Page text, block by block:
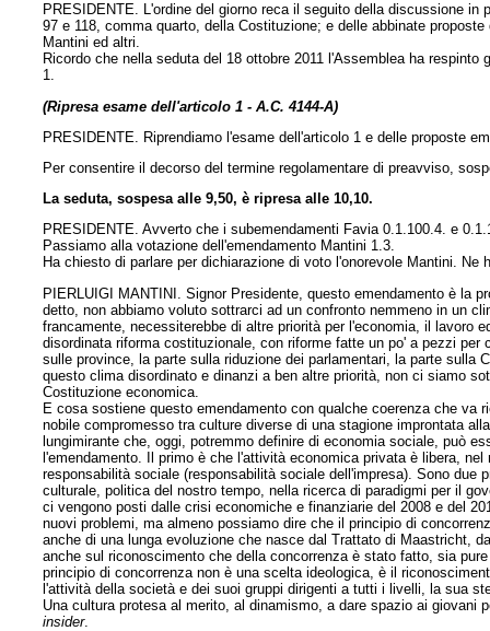
PRESIDENTE. L'ordine del giorno reca il seguito della discussione
97 e 118, comma quarto, della Costituzione; edelle abbinate
Mantini ed altri.
Ricordo che nella seduta del 18 ottobre 2011 l'Assemblea ha
1.
(Ripresa esame dell'articolo 1 - A.C. 4144-A)
PRESIDENTE. Riprendiamo l'esame dell'articolo 1 e delle proposte
Per consentire il decorso del termine regolamentare di preavviso,
La seduta, sospesa alle 9,50, è ripresa alle 10,10.
PRESIDENTE. Avverto che i subemendamenti Favia 0.1.100.4. e
Passiamo alla votazione dell'emendamento Mantini 1.3.
Ha chiesto di parlare per dichiarazione di voto l'onorevole Mantini. Ne
PIERLUIGI MANTINI. Signor Presidente, questo emendamento è la
detto, non abbiamo voluto sottrarci ad un confronto nemmeno in un
francamente, necessiterebbe di altre priorità per l'economia, il lavoro
disordinata riforma costituzionale, con riforme fatte un po' a pezzi
sulle province, la parte sulla riduzione dei parlamentari, la parte sulla
questo clima disordinato e dinanzi a ben altre priorità, non ci siamo
Costituzione economica.
E cosa sostiene questo emendamento con qualche coerenza che
nobile compromesso tra culture diverse di una stagione improntata
lungimirante che, oggi, potremmo definire di economia sociale, può
l'emendamento. Il primo è che l'attività economica privata è libera,
responsabilità sociale (responsabilità sociale dell'impresa). Sono
culturale, politica del nostro tempo, nella ricerca di paradigmi per il
ci vengono posti dalle crisi economiche e finanziarie del 2008 e del
nuovi problemi, ma almeno possiamo dire che il principio di
anche di una lunga evoluzione che nasce dal Trattato di Maastricht,
anche sul riconoscimento che della concorrenza è stato fatto, sia
principio di concorrenza non è una scelta ideologica, è il
l'attività della società e dei suoi gruppi dirigenti a tutti i livelli, la sua
Una cultura protesa al merito, al dinamismo, a dare spazio ai
insider.